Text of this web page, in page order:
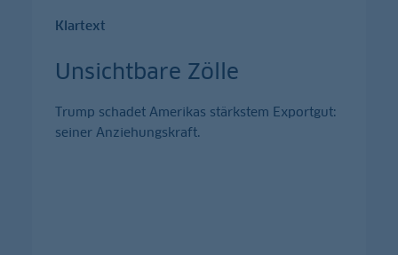
Klartext
Unsichtbare Zölle
Trump schadet Amerikas stärkstem Exportgut:
seiner Anziehungskraft.